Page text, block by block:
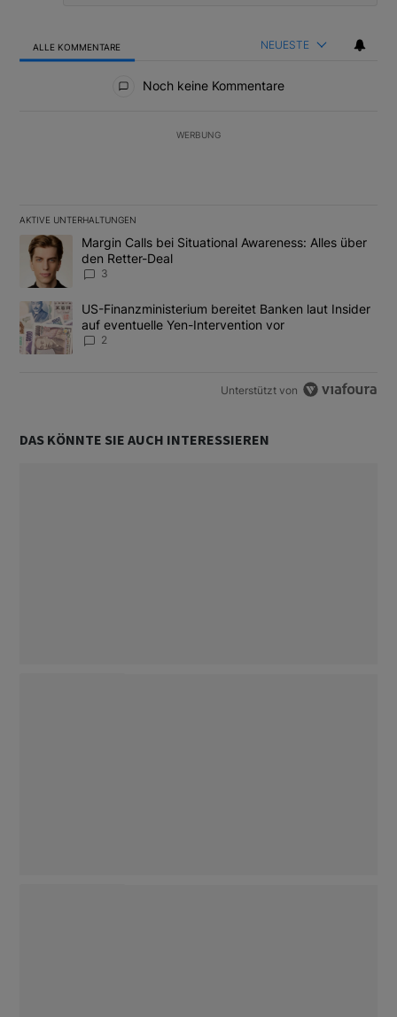
ALLE KOMMENTARE NEUESTE
Noch keine Kommentare
WERBUNG
AKTIVE UNTERHALTUNGEN
Das Folgende ist eine Liste der am meisten kommentierten
Ein Trendartikel mit dem Titel "Margin Calls bei Situational
Margin Calls bei Situational Awareness: Alles über
den Retter-Deal
3
Ein Trendartikel mit dem Titel "US-Finanzministerium bereitet
US-Finanzministerium bereitet Banken laut Insider
auf eventuelle Yen-Intervention vor
2
Unterstützt von
DAS KÖNNTE SIE AUCH INTERESSIEREN